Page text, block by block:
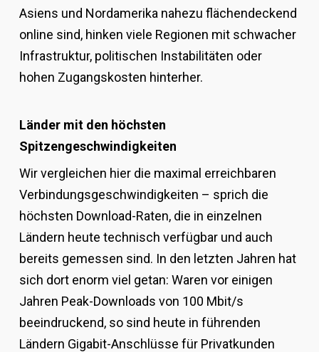
Asiens und Nordamerika nahezu flächendeckend
online sind, hinken viele Regionen mit schwacher
Infrastruktur, politischen Instabilitäten oder
hohen Zugangskosten hinterher.
Länder mit den höchsten
Spitzengeschwindigkeiten
Wir vergleichen hier die maximal erreichbaren
Verbindungsgeschwindigkeiten – sprich die
höchsten Download-Raten, die in einzelnen
Ländern heute technisch verfügbar und auch
bereits gemessen sind. In den letzten Jahren hat
sich dort enorm viel getan: Waren vor einigen
Jahren Peak-Downloads von 100 Mbit/s
beeindruckend, so sind heute in führenden
Ländern Gigabit-Anschlüsse für Privatkunden